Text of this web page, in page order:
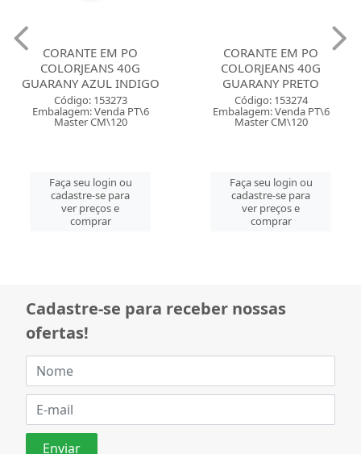
CORANTE EM PO
COLORJEANS 40G
GUARANY AZUL INDIGO
Código: 153273
Embalagem: Venda PT\6
Master CM\120
Faça seu login ou
cadastre-se para
ver preços e
comprar
CORANTE EM PO
COLORJEANS 40G
GUARANY PRETO
Código: 153274
Embalagem: Venda PT\6
Master CM\120
Faça seu login ou
cadastre-se para
ver preços e
comprar
Cadastre-se para receber nossas
ofertas!